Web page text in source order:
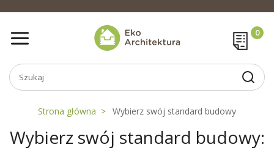
Strona główna Wybierz swój standard budowy
Wybierz swój standard budowy: